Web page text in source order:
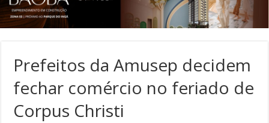
Prefeitos da Amusep decidem
fechar comércio no feriado de
Corpus Christi